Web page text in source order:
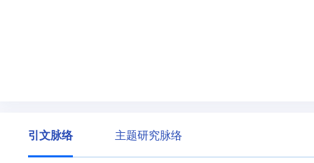
引文脉络 主题研究脉络